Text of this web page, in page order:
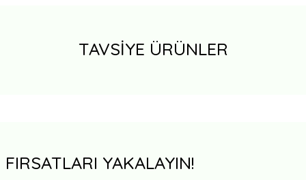
TAVSİYE ÜRÜNLER
FIRSATLARI YAKALAYIN!